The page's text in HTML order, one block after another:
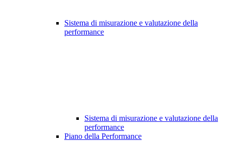
Sistema di misurazione e valutazione della
performance
Sistema di misurazione e valutazione della
performance
Piano della Performance